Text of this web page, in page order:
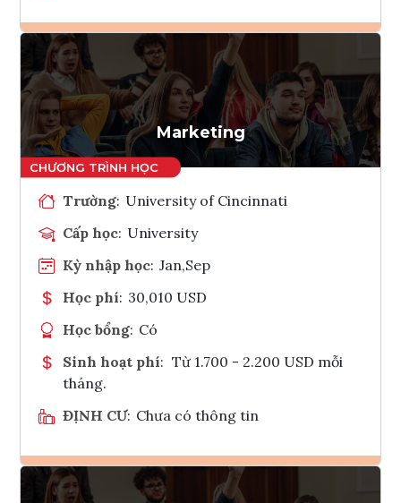
Ghi danh
Tham vấn Interlink
Marketing
Trường: University of Cincinnati
Cấp học: University
Kỳ nhập học: Jan,Sep
Học phí: 30,010 USD
Học bổng: Có
Sinh hoạt phí: Từ 1.700 - 2.200 USD mỗi
tháng.
ĐỊNH CƯ: Chưa có thông tin
Ghi danh